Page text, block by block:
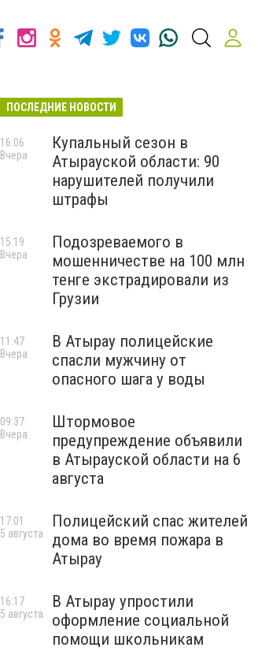
ПОСЛЕДНИЕ НОВОСТИ
Купальный сезон в
Атырауской области: 90
нарушителей получили
штрафы
16:06
Вчера
Подозреваемого в
мошенничестве на 100 млн
тенге экстрадировали из
Грузии
15:19
Вчера
В Атырау полицейские
спасли мужчину от
опасного шага у воды
11:47
Вчера
Штормовое
предупреждение объявили
в Атырауской области на 6
августа
09:37
Вчера
Полицейский спас жителей
дома во время пожара в
Атырау
17:01
5 августа
В Атырау упростили
оформление социальной
помощи школьникам
16:17
5 августа